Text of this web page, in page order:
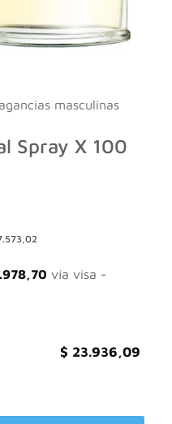
masculinas
Spray X 100
vía visa -
$ 23.936,09